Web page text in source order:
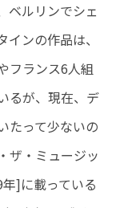
ベルリンでシェ
ンの作品は、
フランス6人組
るが、現在、デ
たって少ないの
ザ・ミュージッ
]に載っている